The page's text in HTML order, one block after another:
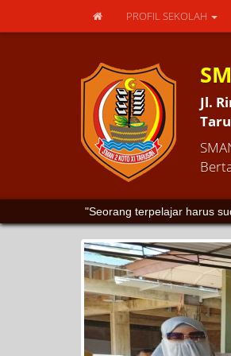
PROFIL SEKOLAH
Jl.
"Seorang terpelajar harus